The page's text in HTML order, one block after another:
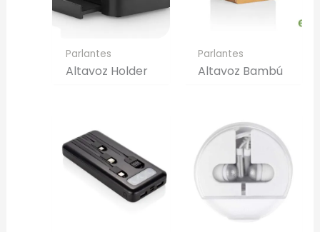
Parlantes
Altavoz Holder
Parlantes
Altavoz Bambú